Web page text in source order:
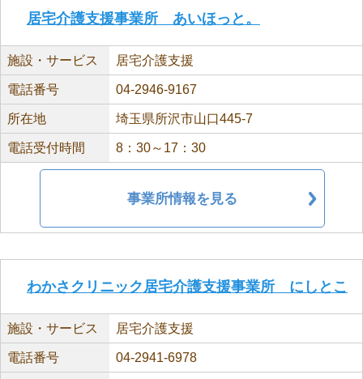
居宅介護支援事業所 あいほっと。
施設・サービス 居宅介護支援
電話番号 04-2946-9167
所在地 埼玉県所沢市山口445-7
電話受付時間 8：30～17：30
事業所情報を見る
わかさクリニック居宅介護支援事業所 にしとこ
施設・サービス 居宅介護支援
電話番号 04-2941-6978